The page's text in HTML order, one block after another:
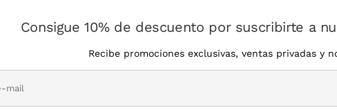
Consigue 10% de descuento por suscribirte a
Recibe promociones exclusivas, ventas privadas y